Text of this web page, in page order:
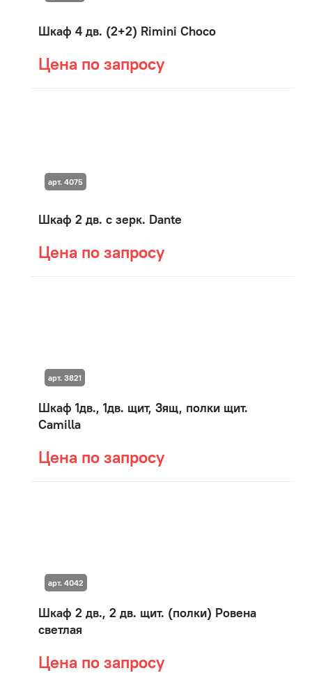
Шкаф 4 дв. (2+2) Rimini Choco
Цена по запросу
Шкаф 2 дв. с зерк. Dante
Цена по запросу
арт. 4075
Шкаф 1дв., 1дв. щит, 3ящ, полки щит.
Camilla
Цена по запросу
арт. 3821
Шкаф 2 дв., 2 дв. щит. (полки) Ровена
светлая
Цена по запросу
арт. 4042